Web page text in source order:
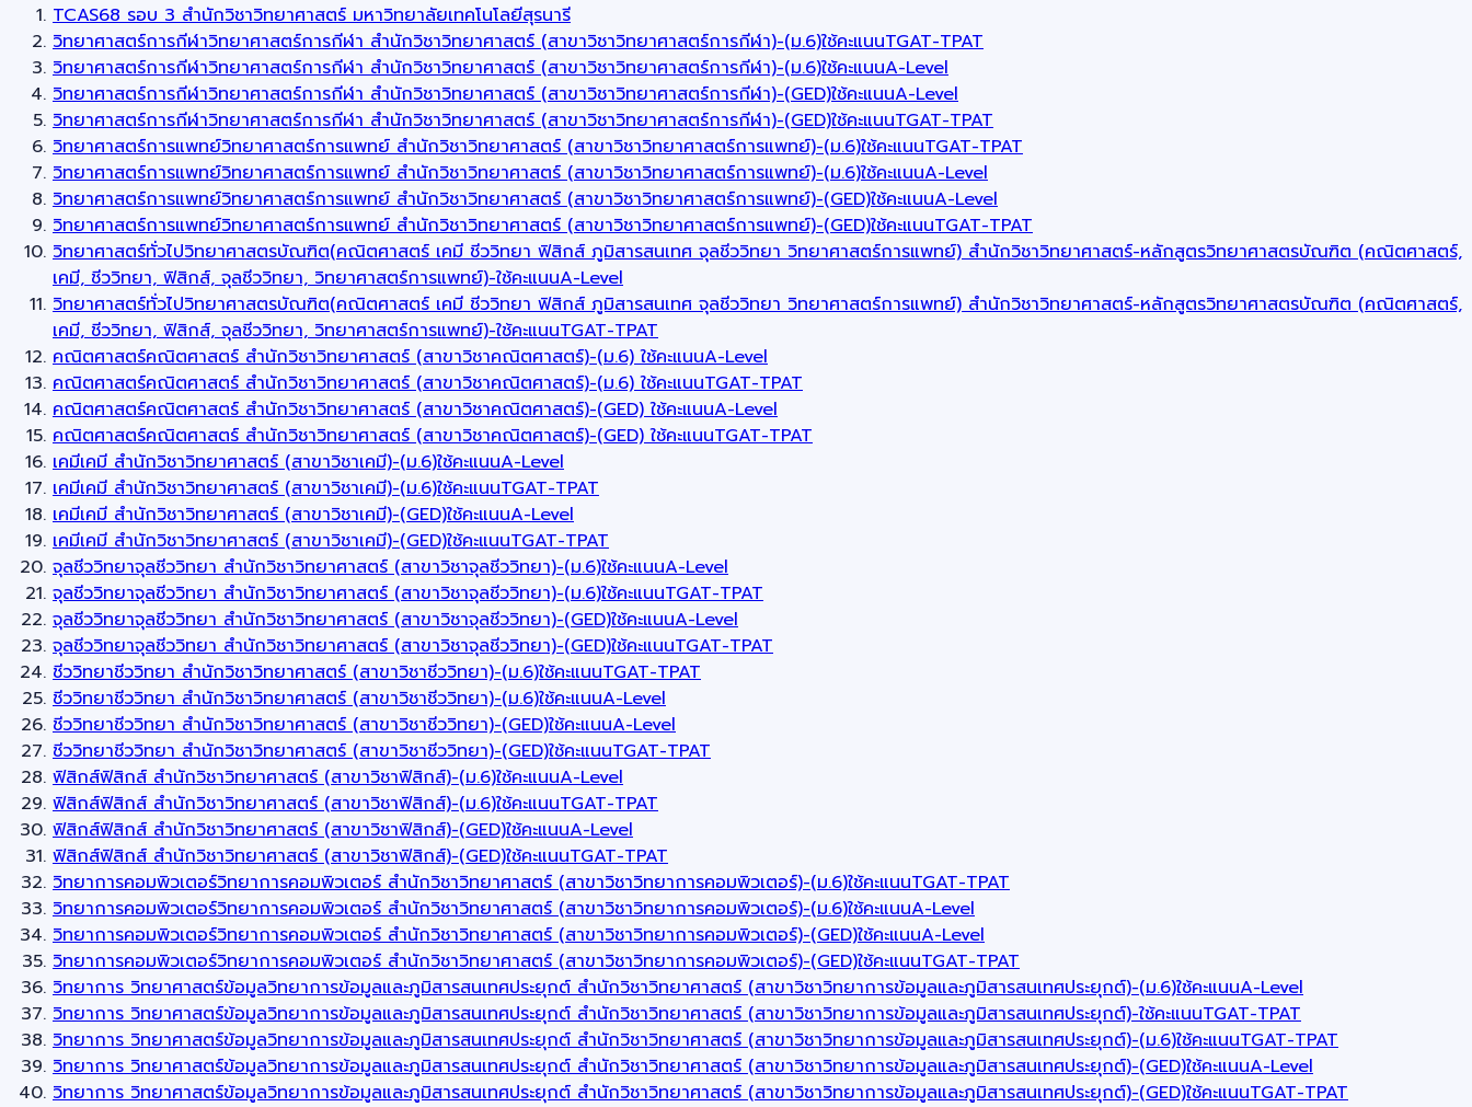
TCAS68 รอบ 3 สำนักวิชาวิทยาศาสตร์ มหาวิทยาลัยเทคโนโลยีสุรนารี
วิทยาศาสตร์การกีฬาวิทยาศาสตร์การกีฬา สำนักวิชาวิทยาศาสตร์ (สาขาวิชาวิทยาศาสตร์การกีฬา)-(ม.6)ใช้คะแนนTGAT-TPAT
วิทยาศาสตร์การกีฬาวิทยาศาสตร์การกีฬา สำนักวิชาวิทยาศาสตร์ (สาขาวิชาวิทยาศาสตร์การกีฬา)-(ม.6)ใช้คะแนนA-Level
วิทยาศาสตร์การกีฬาวิทยาศาสตร์การกีฬา สำนักวิชาวิทยาศาสตร์ (สาขาวิชาวิทยาศาสตร์การกีฬา)-(GED)ใช้คะแนนA-Level
วิทยาศาสตร์การกีฬาวิทยาศาสตร์การกีฬา สำนักวิชาวิทยาศาสตร์ (สาขาวิชาวิทยาศาสตร์การกีฬา)-(GED)ใช้คะแนนTGAT-TPAT
วิทยาศาสตร์การแพทย์วิทยาศาสตร์การแพทย์ สำนักวิชาวิทยาศาสตร์ (สาขาวิชาวิทยาศาสตร์การแพทย์)-(ม.6)ใช้คะแนนTGAT-TPAT
วิทยาศาสตร์การแพทย์วิทยาศาสตร์การแพทย์ สำนักวิชาวิทยาศาสตร์ (สาขาวิชาวิทยาศาสตร์การแพทย์)-(ม.6)ใช้คะแนนA-Level
วิทยาศาสตร์การแพทย์วิทยาศาสตร์การแพทย์ สำนักวิชาวิทยาศาสตร์ (สาขาวิชาวิทยาศาสตร์การแพทย์)-(GED)ใช้คะแนนA-Level
วิทยาศาสตร์การแพทย์วิทยาศาสตร์การแพทย์ สำนักวิชาวิทยาศาสตร์ (สาขาวิชาวิทยาศาสตร์การแพทย์)-(GED)ใช้คะแนนTGAT-TPAT
วิทยาศาสตร์ทั่วไปวิทยาศาสตรบัณฑิต(คณิตศาสตร์ เคมี ชีววิทยา ฟิสิกส์ ภูมิสารสนเทศ จุลชีววิทยา วิทยาศาสตร์การแพทย์) สำนักวิชาวิทยาศาสตร์-หลักสูตรวิทยาศาสตรบัณฑิต (คณิตศาสตร์,
เคมี, ชีววิทยา, ฟิสิกส์, จุลชีววิทยา, วิทยาศาสตร์การแพทย์)-ใช้คะแนนA-Level
วิทยาศาสตร์ทั่วไปวิทยาศาสตรบัณฑิต(คณิตศาสตร์ เคมี ชีววิทยา ฟิสิกส์ ภูมิสารสนเทศ จุลชีววิทยา วิทยาศาสตร์การแพทย์) สำนักวิชาวิทยาศาสตร์-หลักสูตรวิทยาศาสตรบัณฑิต (คณิตศาสตร์,
เคมี, ชีววิทยา, ฟิสิกส์, จุลชีววิทยา, วิทยาศาสตร์การแพทย์)-ใช้คะแนนTGAT-TPAT
คณิตศาสตร์คณิตศาสตร์ สำนักวิชาวิทยาศาสตร์ (สาขาวิชาคณิตศาสตร์)-(ม.6) ใช้คะแนนA-Level
คณิตศาสตร์คณิตศาสตร์ สำนักวิชาวิทยาศาสตร์ (สาขาวิชาคณิตศาสตร์)-(ม.6) ใช้คะแนนTGAT-TPAT
คณิตศาสตร์คณิตศาสตร์ สำนักวิชาวิทยาศาสตร์ (สาขาวิชาคณิตศาสตร์)-(GED) ใช้คะแนนA-Level
คณิตศาสตร์คณิตศาสตร์ สำนักวิชาวิทยาศาสตร์ (สาขาวิชาคณิตศาสตร์)-(GED) ใช้คะแนนTGAT-TPAT
เคมีเคมี สำนักวิชาวิทยาศาสตร์ (สาขาวิชาเคมี)-(ม.6)ใช้คะแนนA-Level
เคมีเคมี สำนักวิชาวิทยาศาสตร์ (สาขาวิชาเคมี)-(ม.6)ใช้คะแนนTGAT-TPAT
เคมีเคมี สำนักวิชาวิทยาศาสตร์ (สาขาวิชาเคมี)-(GED)ใช้คะแนนA-Level
เคมีเคมี สำนักวิชาวิทยาศาสตร์ (สาขาวิชาเคมี)-(GED)ใช้คะแนนTGAT-TPAT
จุลชีววิทยาจุลชีววิทยา สำนักวิชาวิทยาศาสตร์ (สาขาวิชาจุลชีววิทยา)-(ม.6)ใช้คะแนนA-Level
จุลชีววิทยาจุลชีววิทยา สำนักวิชาวิทยาศาสตร์ (สาขาวิชาจุลชีววิทยา)-(ม.6)ใช้คะแนนTGAT-TPAT
จุลชีววิทยาจุลชีววิทยา สำนักวิชาวิทยาศาสตร์ (สาขาวิชาจุลชีววิทยา)-(GED)ใช้คะแนนA-Level
จุลชีววิทยาจุลชีววิทยา สำนักวิชาวิทยาศาสตร์ (สาขาวิชาจุลชีววิทยา)-(GED)ใช้คะแนนTGAT-TPAT
ชีววิทยาชีววิทยา สำนักวิชาวิทยาศาสตร์ (สาขาวิชาชีววิทยา)-(ม.6)ใช้คะแนนTGAT-TPAT
ชีววิทยาชีววิทยา สำนักวิชาวิทยาศาสตร์ (สาขาวิชาชีววิทยา)-(ม.6)ใช้คะแนนA-Level
ชีววิทยาชีววิทยา สำนักวิชาวิทยาศาสตร์ (สาขาวิชาชีววิทยา)-(GED)ใช้คะแนนA-Level
ชีววิทยาชีววิทยา สำนักวิชาวิทยาศาสตร์ (สาขาวิชาชีววิทยา)-(GED)ใช้คะแนนTGAT-TPAT
ฟิสิกส์ฟิสิกส์ สำนักวิชาวิทยาศาสตร์ (สาขาวิชาฟิสิกส์)-(ม.6)ใช้คะแนนA-Level
ฟิสิกส์ฟิสิกส์ สำนักวิชาวิทยาศาสตร์ (สาขาวิชาฟิสิกส์)-(ม.6)ใช้คะแนนTGAT-TPAT
ฟิสิกส์ฟิสิกส์ สำนักวิชาวิทยาศาสตร์ (สาขาวิชาฟิสิกส์)-(GED)ใช้คะแนนA-Level
ฟิสิกส์ฟิสิกส์ สำนักวิชาวิทยาศาสตร์ (สาขาวิชาฟิสิกส์)-(GED)ใช้คะแนนTGAT-TPAT
วิทยาการคอมพิวเตอร์วิทยาการคอมพิวเตอร์ สำนักวิชาวิทยาศาสตร์ (สาขาวิชาวิทยาการคอมพิวเตอร์)-(ม.6)ใช้คะแนนTGAT-TPAT
วิทยาการคอมพิวเตอร์วิทยาการคอมพิวเตอร์ สำนักวิชาวิทยาศาสตร์ (สาขาวิชาวิทยาการคอมพิวเตอร์)-(ม.6)ใช้คะแนนA-Level
วิทยาการคอมพิวเตอร์วิทยาการคอมพิวเตอร์ สำนักวิชาวิทยาศาสตร์ (สาขาวิชาวิทยาการคอมพิวเตอร์)-(GED)ใช้คะแนนA-Level
วิทยาการคอมพิวเตอร์วิทยาการคอมพิวเตอร์ สำนักวิชาวิทยาศาสตร์ (สาขาวิชาวิทยาการคอมพิวเตอร์)-(GED)ใช้คะแนนTGAT-TPAT
วิทยาการ วิทยาศาสตร์ข้อมูลวิทยาการข้อมูลและภูมิสารสนเทศประยุกต์ สำนักวิชาวิทยาศาสตร์ (สาขาวิชาวิทยาการข้อมูลและภูมิสารสนเทศประยุกต์)-(ม.6)ใช้คะแนนA-Level
วิทยาการ วิทยาศาสตร์ข้อมูลวิทยาการข้อมูลและภูมิสารสนเทศประยุกต์ สำนักวิชาวิทยาศาสตร์ (สาขาวิชาวิทยาการข้อมูลและภูมิสารสนเทศประยุกต์)-ใช้คะแนนTGAT-TPAT
วิทยาการ วิทยาศาสตร์ข้อมูลวิทยาการข้อมูลและภูมิสารสนเทศประยุกต์ สำนักวิชาวิทยาศาสตร์ (สาขาวิชาวิทยาการข้อมูลและภูมิสารสนเทศประยุกต์)-(ม.6)ใช้คะแนนTGAT-TPAT
วิทยาการ วิทยาศาสตร์ข้อมูลวิทยาการข้อมูลและภูมิสารสนเทศประยุกต์ สำนักวิชาวิทยาศาสตร์ (สาขาวิชาวิทยาการข้อมูลและภูมิสารสนเทศประยุกต์)-(GED)ใช้คะแนนA-Level
วิทยาการ วิทยาศาสตร์ข้อมูลวิทยาการข้อมูลและภูมิสารสนเทศประยุกต์ สำนักวิชาวิทยาศาสตร์ (สาขาวิชาวิทยาการข้อมูลและภูมิสารสนเทศประยุกต์)-(GED)ใช้คะแนนTGAT-TPAT